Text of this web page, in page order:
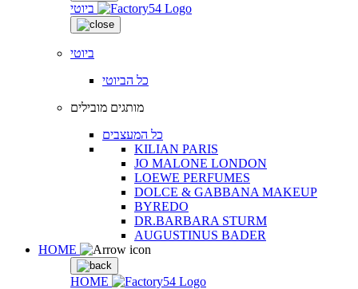
ביוטי
ביוטי
כל הביוטי
מותגים מובילים
כל המעצבים
KILIAN PARIS
JO MALONE LONDON
LOEWE PERFUMES
DOLCE & GABBANA MAKEUP
BYREDO
DR.BARBARA STURM
AUGUSTINUS BADER
HOME
HOME